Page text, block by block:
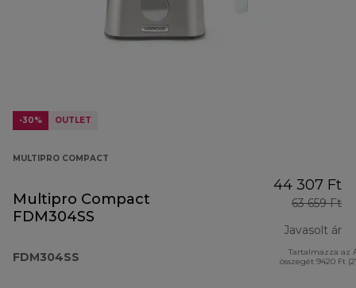
-30% OUTLET
MULTIPRO COMPACT
Multipro Compact
FDM304SS
FDM304SS
44 307 Ft
63 659 Ft
Javasolt ár
Tartalmazza az
összegét 9420 Ft